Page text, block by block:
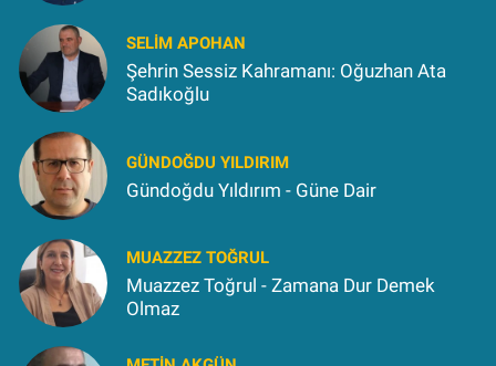
SELIM APOHAN
Şehrin Sessiz Kahramanı: Oğuzhan Ata
Sadıkoğlu
GÜNDOĞDU YILDIRIM
Gündoğdu Yıldırım - Güne Dair
MUAZZEZ TOĞRUL
Muazzez Toğrul - Zamana Dur Demek
Olmaz